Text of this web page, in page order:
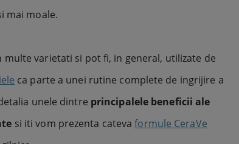
mai moale.
multe varietati si pot fi, in general, utilizate de
ca parte a unei rutine complete de ingrijire a
unele dintre principalele beneficii ale
si iti vom prezenta catevaformule CeraVe